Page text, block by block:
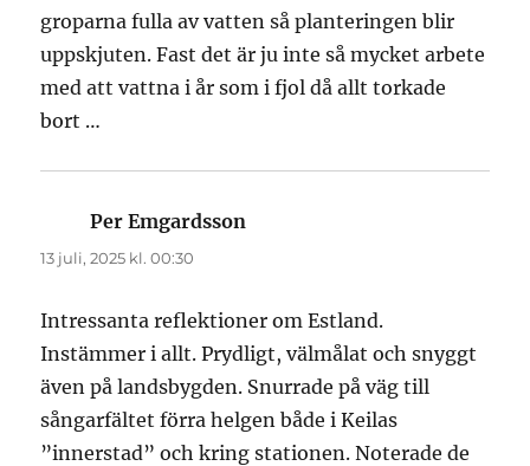
groparna fulla av vatten så planteringen blir
uppskjuten. Fast det är ju inte så mycket arbete
med att vattna i år som i fjol då allt torkade
bort …
Per Emgardsson
13 juli, 2025 kl. 00:30
Intressanta reflektioner om Estland.
Instämmer i allt. Prydligt, välmålat och snyggt
även på landsbygden. Snurrade på väg till
sångarfältet förra helgen både i Keilas
”innerstad” och kring stationen. Noterade de